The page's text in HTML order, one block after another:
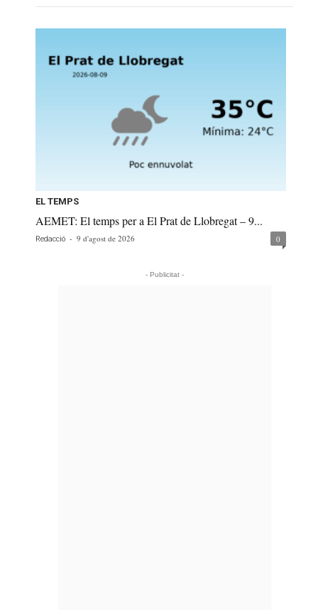
EL TEMPS
AEMET: El temps per a El Prat de Llobregat – 9...
Redacció - 9 d'agost de 2026 0
- Publicitat -